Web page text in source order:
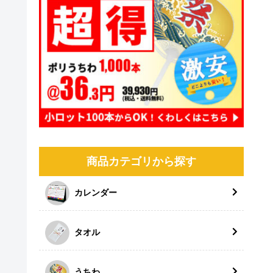
商品カテゴリから探す
カレンダー
タオル